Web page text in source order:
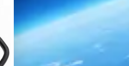
9505 9505a